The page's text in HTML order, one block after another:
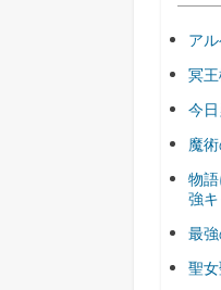
ア
冥
今
魔
物
強
最
聖